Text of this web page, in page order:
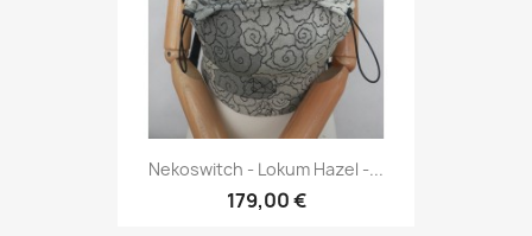
Nekoswitch - Lokum Hazel -...
179,00 €